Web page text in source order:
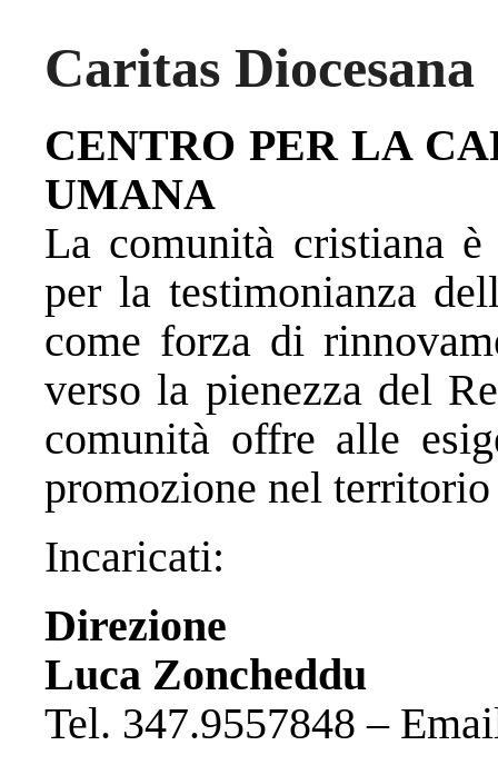
Caritas Diocesana
CENTRO PER LA
UMANA
La comunità cristiana
per la testimonianza
come forza di
verso la pienezza del
comunità offre alle
promozione nel
Incaricati:
Direzione
Luca Zoncheddu
Tel. 347.9557848 –